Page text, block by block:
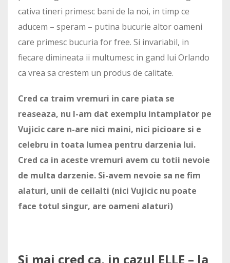
cativa tineri primesc bani de la noi, in timp ce
aducem – speram – putina bucurie altor oameni
care primesc bucuria for free. Si invariabil, in
fiecare dimineata ii multumesc in gand lui Orlando
ca vrea sa crestem un produs de calitate.
Cred ca traim vremuri in care piata se
reaseaza, nu l-am dat exemplu intamplator pe
Vujicic care n-are nici maini, nici picioare si e
celebru in toata lumea pentru darzenia lui.
Cred ca in aceste vremuri avem cu totii nevoie
de multa darzenie. Si-avem nevoie sa ne fim
alaturi, unii de ceilalti (nici Vujicic nu poate
face totul singur, are oameni alaturi)
Si mai cred ca, in cazul ELLE – la